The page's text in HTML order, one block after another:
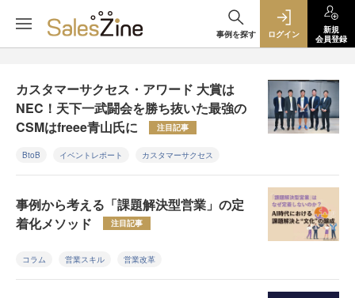
事例を探す ログイン
新規
会員登録
カスタマーサクセス・アワード 大賞は
NEC！天下一武闘会を勝ち抜いた最強の
CSMはfreee青山氏に
注目記事
BtoB イベントレポート カスタマーサクセス
事例から考える「課題解決型営業」の定
着化メソッド
注目記事
コラム 営業スキル 営業改革